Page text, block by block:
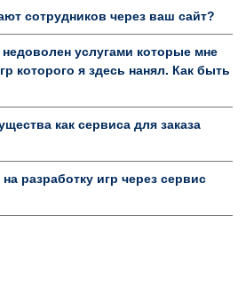
сотрудников через ваш сайт?
услугами которые мне
которого я здесь нанял. Как быть
как сервиса для заказа
разработку игр через сервис